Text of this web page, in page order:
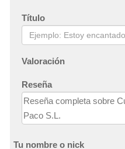
Título
Valoración
Reseña
Tu nombre o nick